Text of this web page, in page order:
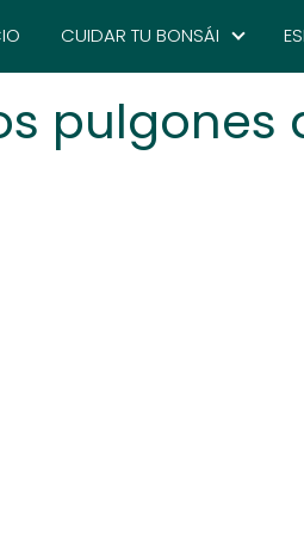
CUIDAR TU BONSÁI
pulgones